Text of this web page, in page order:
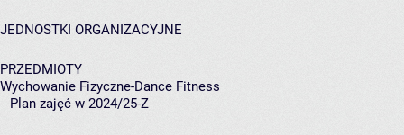
JEDNOSTKI ORGANIZACYJNE
PRZEDMIOTY
Wychowanie Fizyczne-Dance Fitness
Plan zajęć w 2024/25-Z